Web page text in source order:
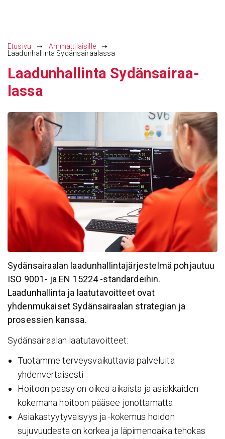
Etusivu ➝ Ammattilaisille
➝
Laadunhallinta Sydänsairaalassa
Laadun­hal­linta Sydän­sai­raa­
lassa
Sydänsairaalan laadunhallintajärjestelmä pohjautuu
ISO 9001- ja EN 15224 -standardeihin.
Laadunhallinta ja laatutavoitteet ovat
yhdenmukaiset Sydänsairaalan strategian ja
prosessien kanssa.
Sydänsairaalan laatutavoitteet:
Tuotamme terveysvaikuttavia palveluita
yhdenvertaisesti
Hoitoon pääsy on oikea-aikaista ja asiakkaiden
kokemana hoitoon pääsee jonottamatta
Asiakastyytyväisyys ja -kokemus hoidon
sujuvuudesta on korkea ja läpimenoaika tehokas